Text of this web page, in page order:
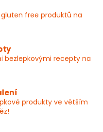
gluten free produktů na
bezlepkovými recepty na
produkty ve větším